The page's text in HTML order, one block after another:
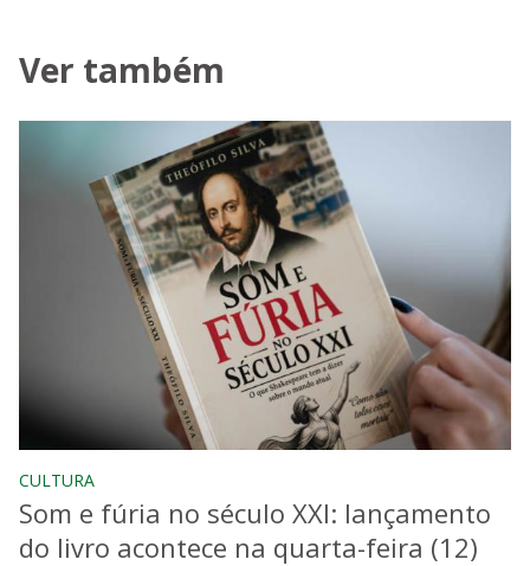
Ver também
CULTURA
Som e fúria no século XXI: lançamento
do livro acontece na quarta-feira (12)